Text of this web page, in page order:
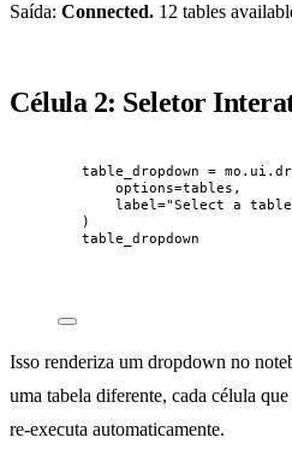
Saída: Connected. 12 tables
Célula 2: Seletor
table_dropdown = mo.ui.
options=tables ,
label="Select a table
)
table_dropdown
Isso renderiza um dropdown no
uma tabela diferente, cada célula
re-executa automaticamente.